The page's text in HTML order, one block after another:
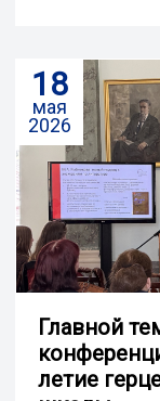
18
мая
2026
Главной
летие